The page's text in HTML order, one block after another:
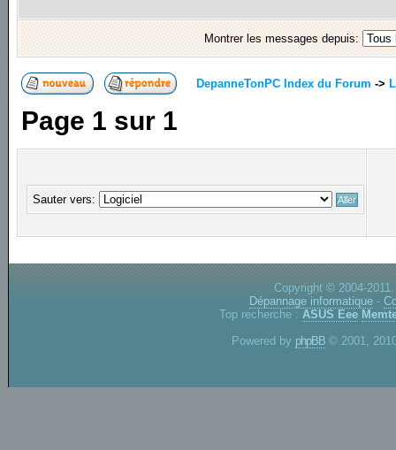
Montrer les messages depuis:
DepanneTonPC Index du Forum ->
Page 1 sur 1
Sauter vers:
Copyright © 2004-
Dépannage informatique -
Top recherche : ASUS Eee
Powered by phpBB © 2001,